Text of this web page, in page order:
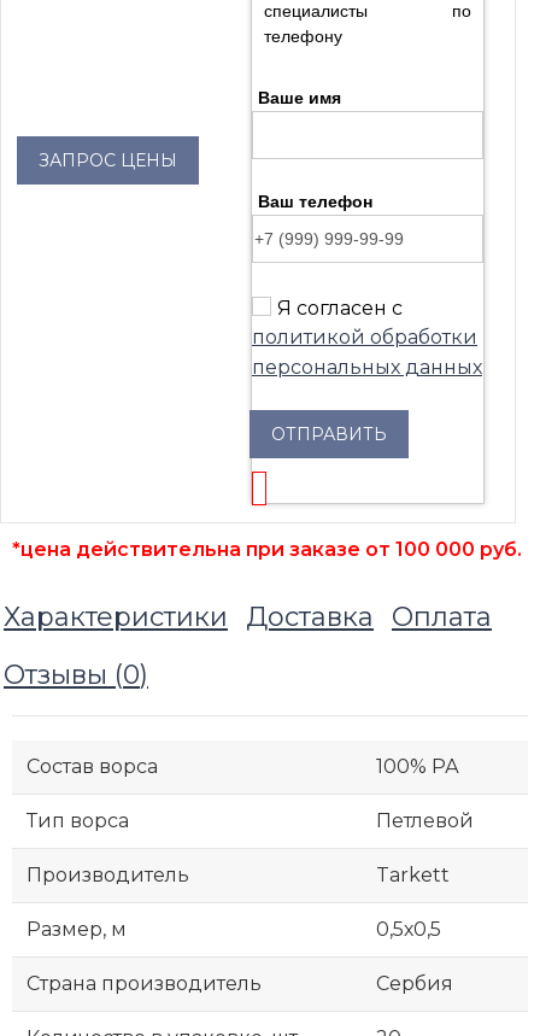
ЗАПРОС ЦЕНЫ
специалисты по
телефону
Ваше имя
Ваш телефон
Я согласен с
политикой обработки
персональных данных
ОТПРАВИТЬ
*цена действительна при заказе от 100 000 руб.
Характеристики Доставка
Оплата
Отзывы (0)
Состав ворса 100% РА
Тип ворса Петлевой
Производитель Tarkett
Размер, м 0,5х0,5
Страна производитель Сербия